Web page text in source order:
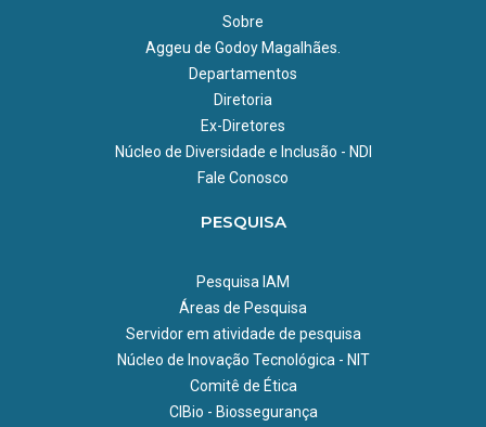
Sobre
Aggeu de Godoy Magalhães.
Departamentos
Diretoria
Ex-Diretores
Núcleo de Diversidade e Inclusão - NDI
Fale Conosco
PESQUISA
Pesquisa IAM
Áreas de Pesquisa
Servidor em atividade de pesquisa
Núcleo de Inovação Tecnológica - NIT
Comitê de Ética
CIBio - Biossegurança